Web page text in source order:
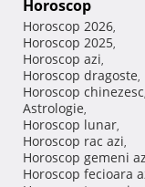
Horoscop
Horoscop 2026,
Horoscop 2025,
Horoscop azi,
Horoscop dragoste,
Horoscop chinezesc,
Astrologie,
Horoscop lunar,
Horoscop rac azi,
Horoscop gemeni
Horoscop fecioara